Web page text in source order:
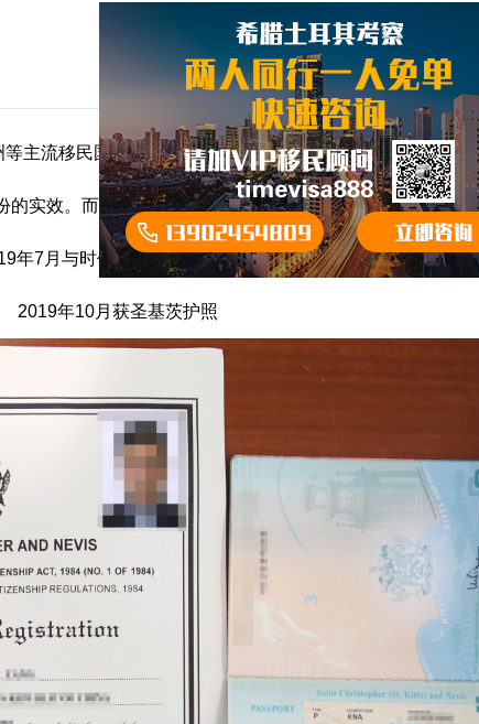
主流移民国家。但是在与顾问深入交流之后，Q先生决定
实效。而且圣基茨身份可以免签150多个国家，对国际出行
7月与时代出国签订委托协议;
2019年10月获圣基茨护照